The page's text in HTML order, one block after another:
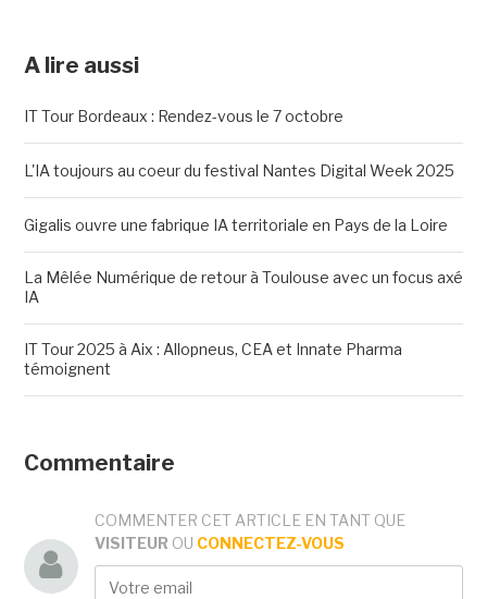
A lire aussi
IT Tour Bordeaux : Rendez-vous le 7 octobre
L'IA toujours au coeur du festival Nantes Digital Week 2025
Gigalis ouvre une fabrique IA territoriale en Pays de la Loire
La Mêlée Numérique de retour à Toulouse avec un focus axé
IA
IT Tour 2025 à Aix : Allopneus, CEA et Innate Pharma
témoignent
Commentaire
COMMENTER CET ARTICLE EN TANT QUE
VISITEUR OU CONNECTEZ-VOUS